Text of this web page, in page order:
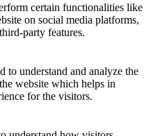
certain functionalities like
on social media platforms,
party features.
to understand and analyze the
website which helps in
for the visitors.